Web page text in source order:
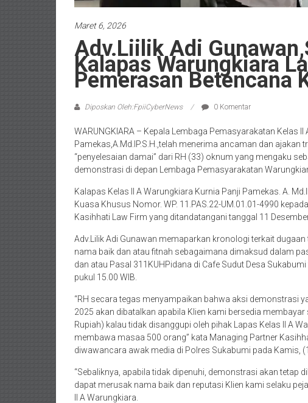
Maret 6, 2026
Adv.Liilik Adi
Kalapas Warungkiara
Pemerasan Betencana
Diposkan Oleh:FpiiCyberNews 0 Komentar
WARUNGKIARA – Kepala Lembaga Pemasyarakatan Kelas
Pamekas,A.Md.IP.S.H.,telah menerima ancaman dan
“penyelesaian damai” dari RH (33) oknum yang mengaku
demonstrasi di depan Lembaga Pemasyarakatan
Kalapas Kelas II A Warungkiara Kurnia Panji Pamekas. A.
Kuasa Khusus Nomor. WP. 11.PAS.22-UM.01.01-4990
Kasihhati Law Firm yang ditandatangani tanggal 11
Adv.Lilik Adi Gunawan memaparkan kronologi terkait
nama baik dan atau fitnah sebagaimana dimaksud dalam
dan atau Pasal 311KUHPidana di Cafe Sudut Desa
pukul 15.00 WIB.
“RH secara tegas menyampaikan bahwa aksi demonstrasi
2025 akan dibatalkan apabila Klien kami bersedia
Rupiah) kalau tidak disanggupi oleh pihak Lapas Kelas II A
membawa masaa 500 orang” kata Managing Partner
diwawancara awak media di Polres Sukabumi pada Kamis,
“Sebaliknya, apabila tidak dipenuhi, demonstrasi akan tetap
dapat merusak nama baik dan reputasi Klien kami selaku
II A Warungkiara.